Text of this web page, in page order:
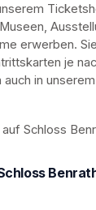
erwerben.
je
in
Schloss